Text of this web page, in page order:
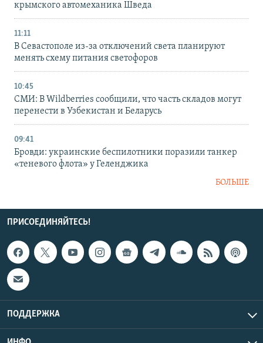
крымского автомеханика Шведа
11:11
В Севастополе из-за отключений света планируют
менять схему питания светофоров
10:45
СМИ: В Wildberries сообщили, что часть складов могут
перенести в Узбекистан и Беларусь
09:41
Бровди: украинские беспилотники поразили танкер
«теневого флота» у Геленджика
БОЛЬШЕ
ПРИСОЕДИНЯЙТЕСЬ!
ПОДДЕРЖКА